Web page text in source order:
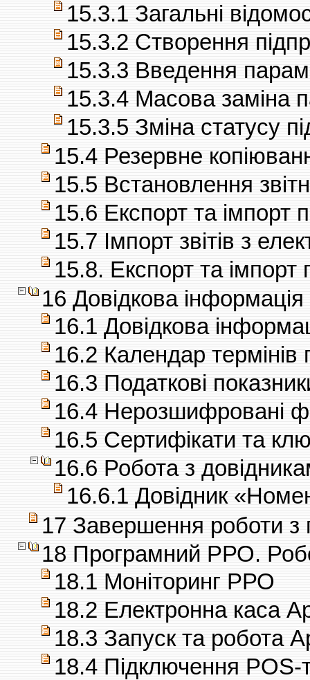
15.3.1 Загальні
15.3.2 Створення
15.3.3 Введення
15.3.4 Масова заміна
15.3.5 Зміна статусу
15.4 Резервне
15.5 Встановлення
15.6 Експорт та імпорт
15.7 Імпорт звітів з
15.8. Експорт та імпорт
16 Довідкова інформація
16.1 Довідкова
16.2 Календар термінів
16.3 Податкові
16.4 Нерозшифровані
16.5 Сертифікати та
16.6 Робота з
16.6.1 Довідник
17 Завершення роботи з
18 Програмний РРО.
18.1 Моніторинг РРО
18.2 Електронна каса
18.3 Запуск та робота
18.4 Підключення POS-